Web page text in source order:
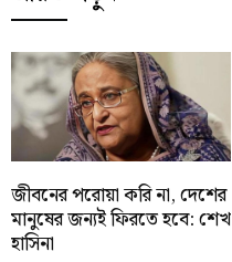
জীবনের পরোয়া করি না, দেশের
মানুষের জন্যই ফিরতে হবে: শেখ
হাসিনা